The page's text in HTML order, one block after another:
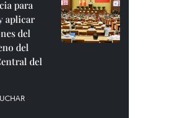
para
aplicar
del
del
del